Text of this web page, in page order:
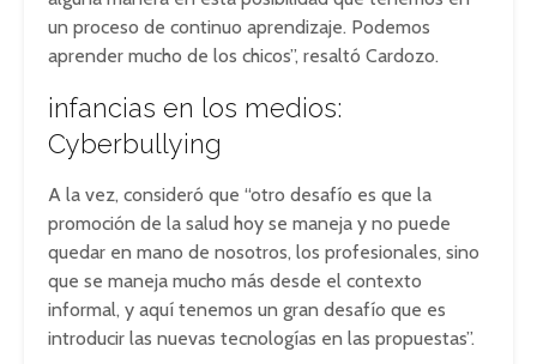
un proceso de continuo aprendizaje. Podemos
aprender mucho de los chicos”, resaltó Cardozo.
infancias en los medios:
Cyberbullying
A la vez, consideró que “otro desafío es que la
promoción de la salud hoy se maneja y no puede
quedar en mano de nosotros, los profesionales, sino
que se maneja mucho más desde el contexto
informal, y aquí tenemos un gran desafío que es
introducir las nuevas tecnologías en las propuestas”.